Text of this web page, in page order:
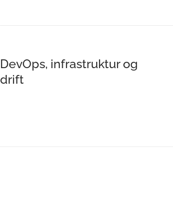
DevOps, infrastruktur og
drift